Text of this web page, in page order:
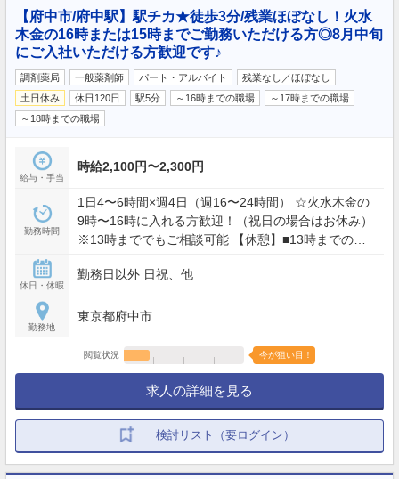
【府中市/府中駅】駅チカ★徒歩3分/残業ほぼなし！火水
木金の16時または15時までご勤務いただける方◎8月中旬
にご入社いただける方歓迎です♪
調剤薬局 一般薬剤師 パート・アルバイト
残業なし／ほぼなし
土日休み
休日120日 駅5分 ～16時までの職場
～17時までの職場
～18時までの職場
給与・手当
時給2,100円〜2,300円
勤務時間
1日4〜6時間×週4日（週16〜24時間） ☆火水木金の
9時〜16時に入れる方歓迎！（祝日の場合はお休み）
※13時まででもご相談可能 【休憩】■13時までの場
（月平均3時間以内）
休日・休暇
勤務日以外 日祝、他
勤務地
東京都府中市
閲覧状況 今が狙い目！
求人の詳細を見る
検討リスト（要ログイン）